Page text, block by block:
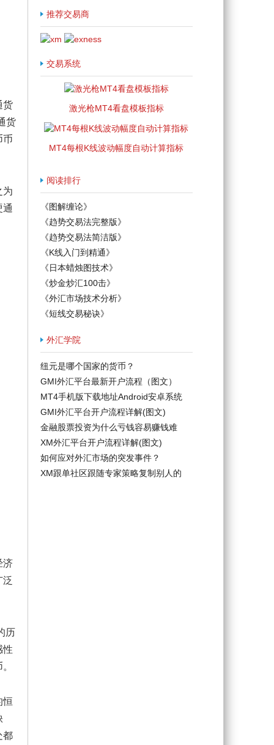
货
货
币
为
通
济
泛
历
性
恒
都
推荐交易商
交易系统
激光枪MT4看盘模板指标
MT4每根K线波动幅度自动计算指标
阅读排行
《图解缠论》
《趋势交易法完整版》
《趋势交易法简洁版》
《K线入门到精通》
《日本蜡烛图技术》
《炒金炒汇100击》
《外汇市场技术分析》
《短线交易秘诀》
外汇学院
纽元是哪个国家的货币？
GMI外汇平台最新开户流程（图文）
MT4手机版下载地址Android安卓系统
GMI外汇平台开户流程详解(图文)
金融股票投资为什么亏钱容易赚钱难
XM外汇平台开户流程详解(图文)
如何应对外汇市场的突发事件？
XM跟单社区跟随专家策略复制别人的